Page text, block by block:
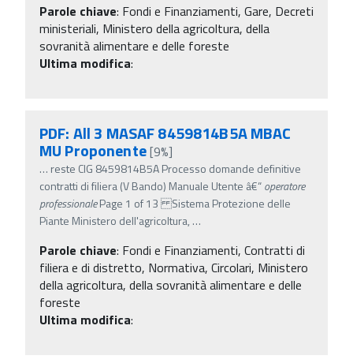
Parole chiave: Fondi e Finanziamenti, Gare, Decreti
ministeriali, Ministero della agricoltura, della
sovranità alimentare e delle foreste
Ultima modifica:
PDF: All 3 MASAF 8459814B5A MBAC
MU Proponente[9%]
… reste CIG 8459814B5A Processo domande definitive
contratti di filiera (V Bando) Manuale Utente â€“operatore
professionalePage 1 of 13 Sistema Protezione delle
Piante Ministero dell'agricoltura, …
Parole chiave: Fondi e Finanziamenti, Contratti di
filiera e di distretto, Normativa, Circolari, Ministero
della agricoltura, della sovranità alimentare e delle
foreste
Ultima modifica: